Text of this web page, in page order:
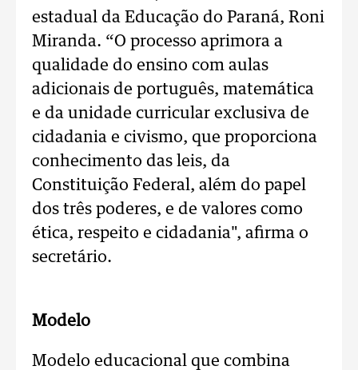
estadual da Educação do Paraná, Roni
Miranda. “O processo aprimora a
qualidade do ensino com aulas
adicionais de português, matemática
e da unidade curricular exclusiva de
cidadania e civismo, que proporciona
conhecimento das leis, da
Constituição Federal, além do papel
dos três poderes, e de valores como
ética, respeito e cidadania", afirma o
secretário.
Modelo
Modelo educacional que combina